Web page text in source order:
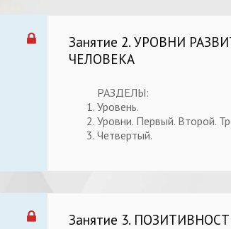
Занятие 2. УРОВНИ
ЧЕЛОВЕКА
РАЗДЕЛЫ:
Уровень.
Уровни. Первый. Второй.
Четвертый.
Занятие 3.